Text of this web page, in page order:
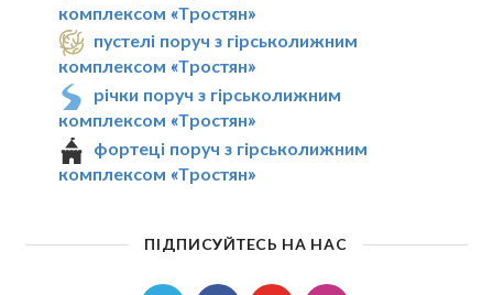
комплексом «Тростян»
пустелі поруч з гірськолижним
комплексом «Тростян»
річки поруч з гірськолижним
комплексом «Тростян»
фортеці поруч з гірськолижним
комплексом «Тростян»
ПІДПИСУЙТЕСЬ НА НАС